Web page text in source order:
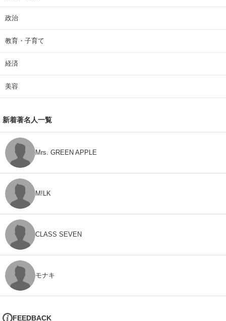
政治
教育・子育て
経済
美容
新着著名人一覧
Mrs. GREEN APPLE
M!LK
CLASS SEVEN
モナキ
FEEDBACK